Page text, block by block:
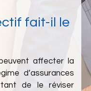
fait-il le
affecter la
d’assurances
de le réviser